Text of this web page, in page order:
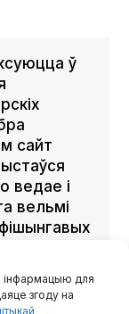
інфармацыю для
згоду на
ў
сайт
ведае і
вельмі